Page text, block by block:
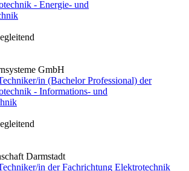
- Energie- und
GmbH
in (Bachelor Professional) der
- Informations- und
Darmstadt
in der Fachrichtung Elektrotechnik